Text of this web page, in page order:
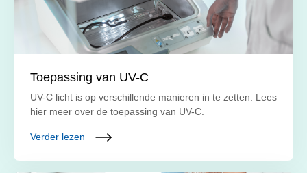
Toepassing van UV-C
UV-C licht is op verschillende manieren in te zetten. Lees
hier meer over de toepassing van UV-C.
Verder lezen